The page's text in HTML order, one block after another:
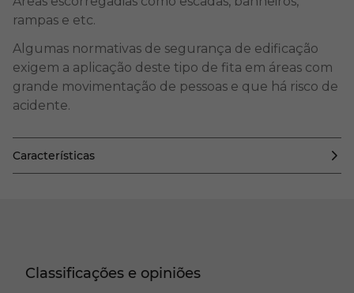
rampas e etc.
Algumas normativas de segurança de edificação
exigem a aplicação deste tipo de fita em áreas com
grande movimentação de pessoas e que há risco de
acidente.
Características
Classificações e opiniões